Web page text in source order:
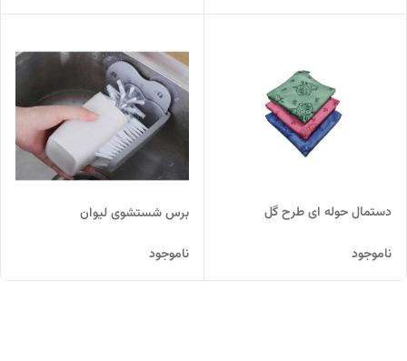
دستمال حوله ای طرح گل
ناموجود
برس شستشوی لیوان
ناموجود